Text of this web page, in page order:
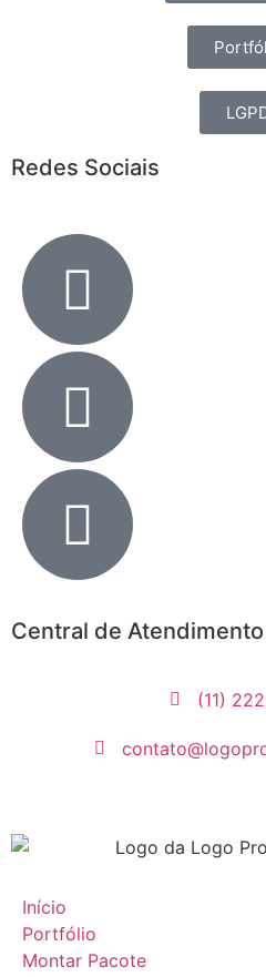
Redes Sociais
Central de Atendimento
(11)
Início
Portfólio
Montar Pacote